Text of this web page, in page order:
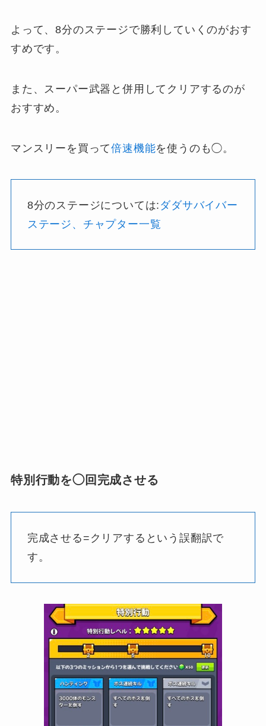
よって、8分のステージで勝利していくのがおす
すめです。
また、スーパー武器と併用してクリアするのが
おすすめ。
マンスリーを買って倍速機能を使うのも◯。
8分のステージについては: ダダサバイバー
ステージ、チャプター一覧
特別行動を◯回完成させる
完成させる=クリアするという誤翻訳で
す。